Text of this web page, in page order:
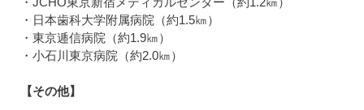
・日本歯科大学附属病院（約1.5㎞）
・東京逓信病院（約1.9㎞）
・小石川東京病院（約2.0㎞）
【その他】